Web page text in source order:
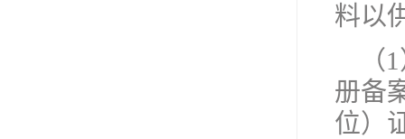
料以
册备
位）